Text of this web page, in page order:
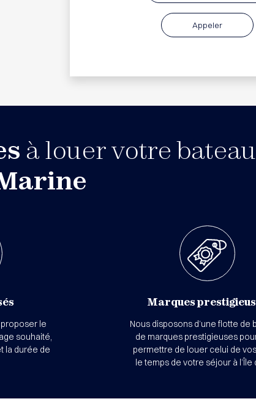
Appeler
à louer votre
le
souhaité,
la durée de
Marques
Nous disposons d’une flotte de
de marques prestigieuses
permettre de louer celui de
le temps de votre séjour à l’Île